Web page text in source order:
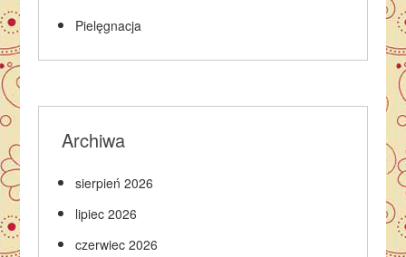
Pielęgnacja
Archiwa
sierpień 2026
lipiec 2026
czerwiec 2026